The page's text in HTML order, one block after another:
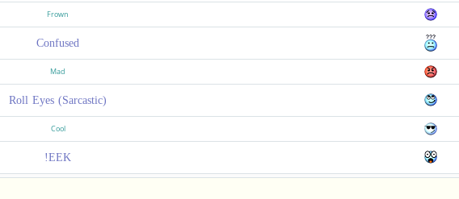
Frown
Confused
Mad
Roll Eyes (Sarcastic)
Cool
EEK!